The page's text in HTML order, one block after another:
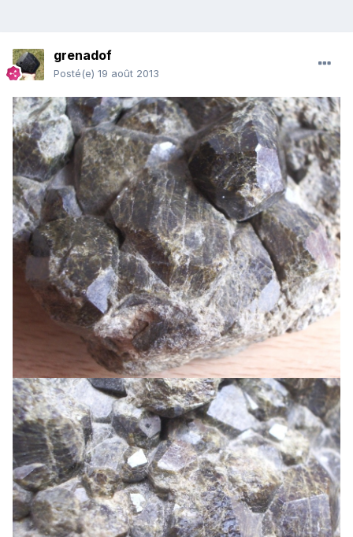
grenadof
Posté(e) 19 août 2013